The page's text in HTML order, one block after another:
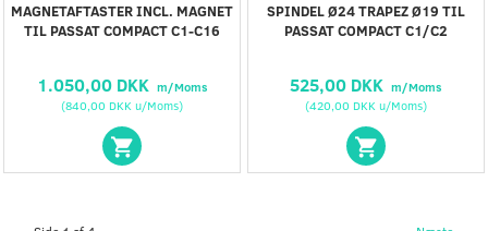
MAGNETAFTASTER INCL. MAGNET
TIL PASSAT COMPACT C1-C16
1.050,00 DKK m/Moms
(840,00 DKK u/Moms)
SPINDEL Ø24 TRAPEZ Ø19 TIL
PASSAT COMPACT C1/C2
525,00 DKK m/Moms
(420,00 DKK u/Moms)